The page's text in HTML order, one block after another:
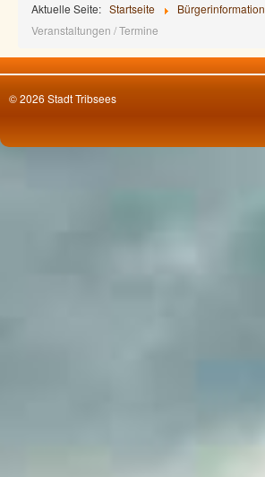
Aktuelle Seite: Startseite
Bürgerinformation
Veranstaltungen / Termine
© 2026 Stadt Tribsees